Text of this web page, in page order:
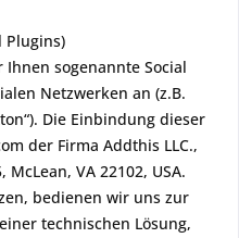
Plugins)
sogenannte Social
Netzwerken an (z.B.
Die Einbindung dieser
der Firma Addthis LLC.,
VA 22102, USA.
bedienen wir uns zur
technischen Lösung,